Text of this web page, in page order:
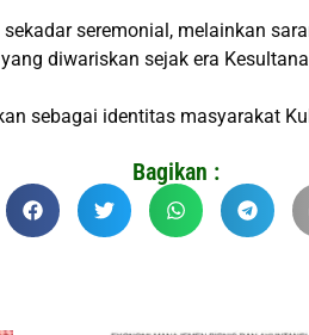
seremonial, melainkan
diwariskan sejak era
sebagai identitas masyarakat
Bagikan :